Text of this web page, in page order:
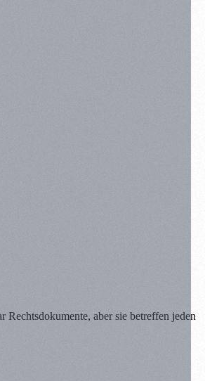
aber sie betreffen jeden